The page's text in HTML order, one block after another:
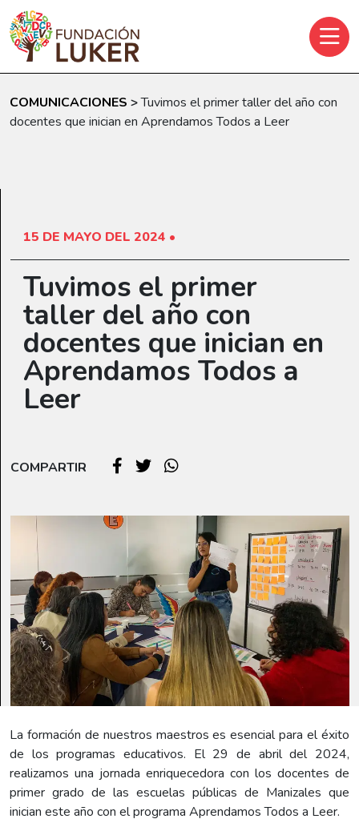
Skip to main content
COMUNICACIONES >Tuvimos el primer taller del año con
docentes que inician en Aprendamos Todos a Leer
15 DE MAYO DEL 2024 •
Tuvimos el primer
taller del año con
docentes que inician en
Aprendamos Todos a
Leer
COMPARTIR
La formación de nuestros maestros es esencial para el éxito
de los programas educativos. El 29 de abril del 2024,
realizamos una jornada enriquecedora con los docentes de
primer grado de las escuelas públicas de Manizales que
inician este año con el programa Aprendamos Todos a Leer.